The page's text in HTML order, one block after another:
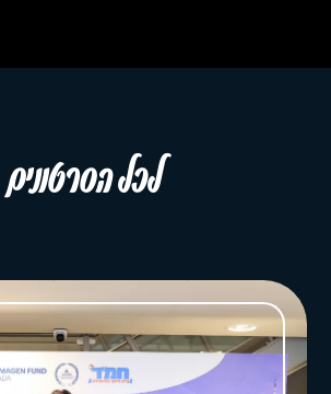
לכל הסרטונים